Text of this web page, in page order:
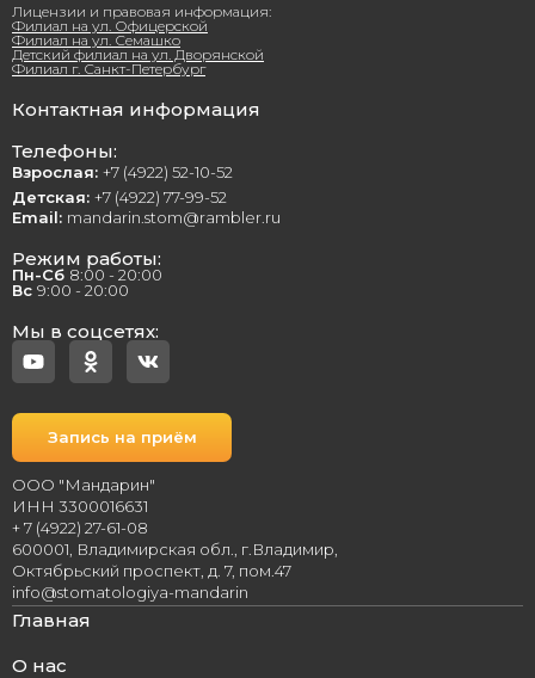
Лицензии и правовая информация:
Филиал на ул. Офицерской
Филиал на ул. Семашко
Детский филиал на ул. Дворянской
Филиал г. Санкт-Петербург
Главная
О нас
Контактная информация
Телефоны:
Взрослая: +7 (4922) 52-10-52
Детская: +7 (4922) 77-99-52
Email: mandarin.stom@rambler.ru
Режим работы:
Пн-Сб 8:00 - 20:00
Вс 9:00 - 20:00
Мы в соцсетях:
Запись на приём
ООО "Мандарин"
ИНН 3300016631
+ 7 (4922) 27-61-08
600001, Владимирская обл., г.Владимир,
Октябрьский проспект, д. 7, пом.47
info@stomatologiya-mandarin